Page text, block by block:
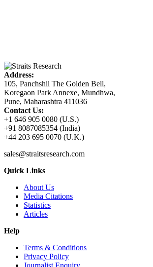
Address:
105, Panchshil The Golden Bell,
Koregaon Park Annexe, Mundhwa,
Pune, Maharashtra 411036
Contact Us:
+1 646 905 0080 (U.S.)
+91 8087085354 (India)
+44 203 695 0070 (U.K.)
sales@straitsresearch.com
Quick Links
About Us
Media Citations
Statistics
Articles
Help
Terms & Conditions
Privacy Policy
Journalist Enquiry